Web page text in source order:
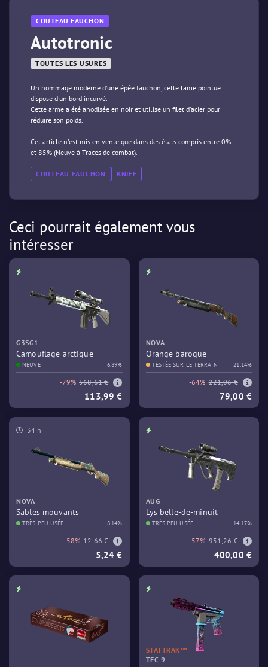
COUTEAU FAUCHON
Autotronic
TOUTES LES USURES
Un hommage moderne d'une épée fauchon, cette lame pointue
dispose d'un bord incurvé.
Cette arme a été anodisée en noir et utilise un filet d'acier pour
réduire son poids.
Cet article n'est mis en vente que dans des états compris entre 0%
et 85% (Neuve à Traces de combat).
COUTEAU FAUCHON KNIFE
Ceci pourrait également vous
intéresser
G3SG1
Camouflage arctique
NEUVE 6.89%
-79% 568,61 €
113,99 €
NOVA
Orange baroque
TESTÉE SUR LE TERRAIN 21.14%
-64% 221,06 €
79,00 €
34 h
NOVA
Sables mouvants
TRÈS PEU USÉE 8.14%
-58% 12,66 €
5,24 €
AUG
Lys belle-de-minuit
TRÈS PEU USÉE 14.17%
-57% 951,26 €
400,00 €
STATTRAK™
TEC-9